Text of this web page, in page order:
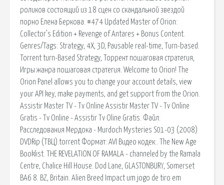
роликов состоящий из 18 сцен со скандальной звездой
порно Елена Беркова. #474 Updated Master of Orion:
Collector’s Edition + Revenge of Antares + Bonus Content.
Genres/Tags: Strategy, 4X, 3D, Pausable real-time, Turn-based.
Torrent turn-Based Strategy, Торрент пошаговая стратегия,
Игры жанра пошаговая стратегия. Welcome to Orion! The
Orion Panel allows you to change your account details, view
your API key, make payments, and get support from the Orion.
Assistir Master TV - Tv Online Assistir Master TV - Tv Online
Gratis - Tv Online - Assistir Tv Oline Gratis. Файл:
Расследования Мердока - Murdoch Mysteries S01-03 (2008)
DVDRip (ТВЦ).torrent Формат: AVI Видео кодек:. The New Age
Booklist. THE REVELATION OF RAMALA - channeled by the Ramala
Centre, Chalice Hill House. Dod Lane, GLASTONBURY, Somerset
BA6 8. BZ, Britain. Alien Breed Impact um jogo de tiro em